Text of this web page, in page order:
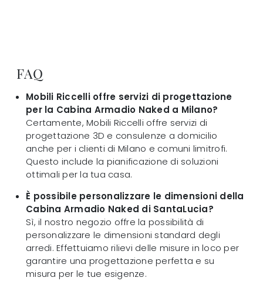
FAQ
Mobili Riccelli offre servizi di progettazione
per la Cabina Armadio Naked a Milano?
Certamente, Mobili Riccelli offre servizi di
progettazione 3D e consulenze a domicilio
anche per i clienti di Milano e comuni limitrofi.
Questo include la pianificazione di soluzioni
ottimali per la tua casa.
È possibile personalizzare le dimensioni della
Cabina Armadio Naked di SantaLucia?
Sì, il nostro negozio offre la possibilità di
personalizzare le dimensioni standard degli
arredi. Effettuiamo rilievi delle misure in loco per
garantire una progettazione perfetta e su
misura per le tue esigenze.